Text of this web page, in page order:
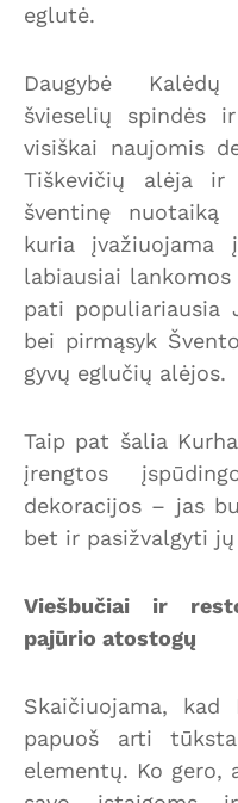
eglutė.
Daugybė
švieselių spindės
visiškai naujomis
Tiškevičių alėja ir
šventinę
kuria įvažiuojama
labiausiai
pati populiariausia
bei pirmąsyk
gyvų eglučių alėjos.
Taip pat šalia
įrengtos
dekoracijos – jas
bet ir pasižvalgyti jų
Viešbučiai ir
pajūrio atostogų
Skaičiuojama, kad
papuoš arti
elementų. Ko gero,